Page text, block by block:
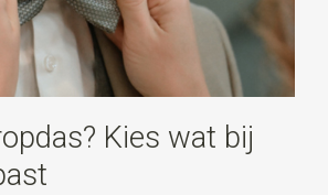
Kies wat bij